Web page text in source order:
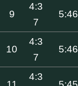
9
4:3
7
5:46
10
4:3
7
5:46
4:3